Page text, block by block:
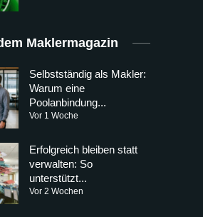
Maklermagazin
Selbstständig als Makler:
Warum eine
Poolanbindung...
Vor 1 Woche
Erfolgreich bleiben statt
verwalten: So
unterstützt...
Vor 2 Wochen